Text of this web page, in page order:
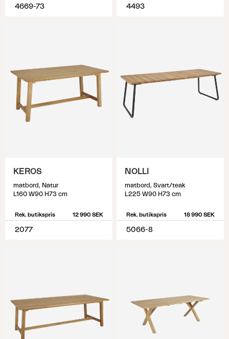
4669-73 4493
KEROS
matbord, Natur
L160 W90 H73 cm
Rek. butikspris 12 990 SEK
2077
NOLLI
matbord, Svart/teak
L225 W90 H73 cm
Rek. butikspris 18 990 SEK
5066-8